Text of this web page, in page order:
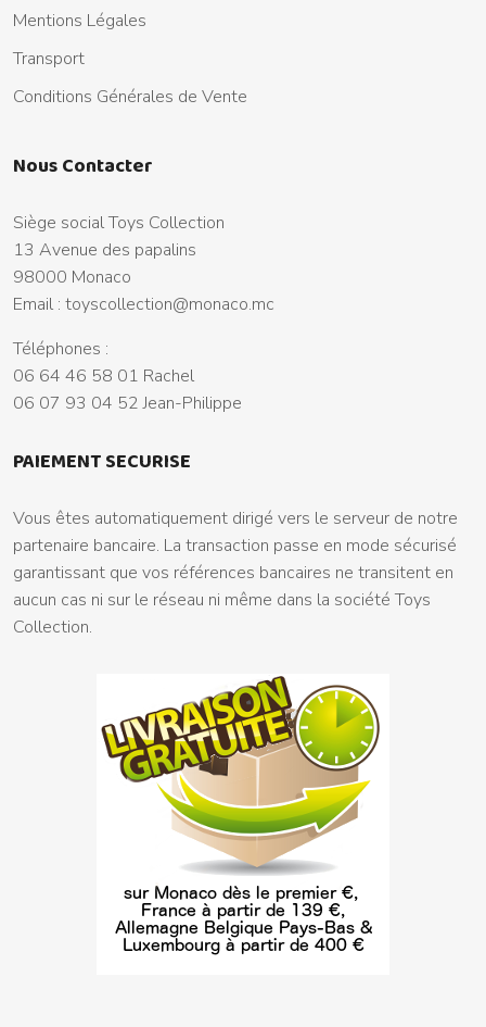
Mentions Légales
Transport
Conditions Générales de Vente
Nous Contacter
Siège social Toys Collection
13 Avenue des papalins
98000 Monaco
Email : toyscollection@monaco.mc
Téléphones :
06 64 46 58 01 Rachel
06 07 93 04 52 Jean-Philippe
PAIEMENT SECURISE
Vous êtes automatiquement dirigé vers le serveur de notre
partenaire bancaire. La transaction passe en mode sécurisé
garantissant que vos références bancaires ne transitent en
aucun cas ni sur le réseau ni même dans la société Toys
Collection.